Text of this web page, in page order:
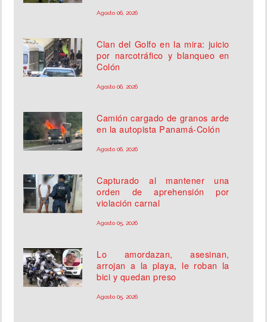
Agosto 06, 2026
Clan del Golfo en la mira: juicio
por narcotráfico y blanqueo en
Colón
Agosto 06, 2026
Camión cargado de granos arde
en la autopista Panamá-Colón
Agosto 06, 2026
Capturado al mantener una
orden de aprehensión por
violación carnal
Agosto 05, 2026
Lo amordazan, asesinan,
arrojan a la playa, le roban la
bici y quedan preso
Agosto 05, 2026